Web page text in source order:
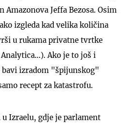
Jeffa Bezosa. Osim
izgleda kad velika količina
u rukama privatne tvrtke
Ako je to još i
izradom "špijunskog"
recept za katastrofu.
Izraelu, gdje je parlament